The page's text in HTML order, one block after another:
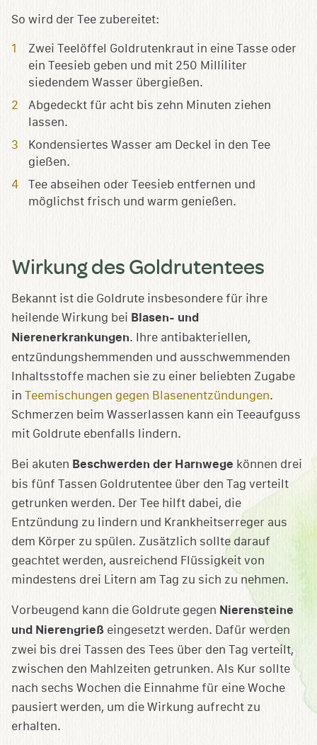
So wird der Tee zubereitet:
Zwei Teelöffel Goldrutenkraut in eine Tasse oder
ein Teesieb geben und mit 250 Milliliter
siedendem Wasser übergießen.
Abgedeckt für acht bis zehn Minuten ziehen
lassen.
Kondensiertes Wasser am Deckel in den Tee
gießen.
Tee abseihen oder Teesieb entfernen und
möglichst frisch und warm genießen.
Wirkung des Goldrutentees
Bekannt ist die Goldrute insbesondere für ihre
heilende Wirkung bei Blasen- und
Nierenerkrankungen. Ihre antibakteriellen,
entzündungshemmenden und ausschwemmenden
Inhaltsstoffe machen sie zu einer beliebten Zugabe
in Teemischungen gegen Blasenentzündungen.
Schmerzen beim Wasserlassen kann ein Teeaufguss
mit Goldrute ebenfalls lindern.
Bei akuten Beschwerden der Harnwege können drei
bis fünf Tassen Goldrutentee über den Tag verteilt
getrunken werden. Der Tee hilft dabei, die
Entzündung zu lindern und Krankheitserreger aus
dem Körper zu spülen. Zusätzlich sollte darauf
geachtet werden, ausreichend Flüssigkeit von
mindestens drei Litern am Tag zu sich zu nehmen.
Vorbeugend kann die Goldrute gegen Nierensteine
und Nierengrieß eingesetzt werden. Dafür werden
zwei bis drei Tassen des Tees über den Tag verteilt,
zwischen den Mahlzeiten getrunken. Als Kur sollte
nach sechs Wochen die Einnahme für eine Woche
pausiert werden, um die Wirkung aufrecht zu
erhalten.